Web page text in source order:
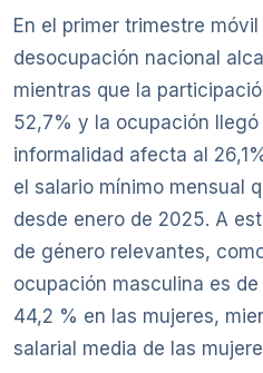
En el primer trimestre
desocupación nacional
mientras que la
52,7% y la ocupación llegó
informalidad afecta al
el salario mínimo mensual
desde enero de 2025. A
de género relevantes,
ocupación masculina es
44,2 % en las mujeres,
salarial media de las